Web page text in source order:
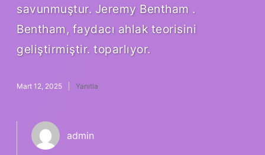
savunmuştur. Jeremy Bentham .
Bentham, faydacı ahlak teorisini
geliştirmiştir. toparlıyor.
Mart 12, 2025 Yanıtla
admin